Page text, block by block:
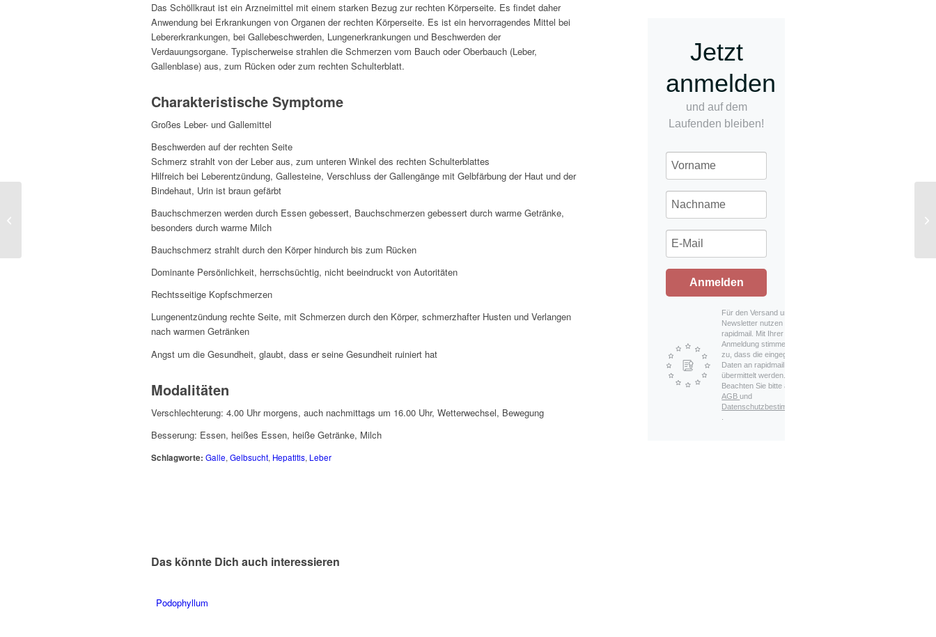
Das Schöllkraut ist ein Arzneimittel mit einem starken Bezug zur rechten Körperseite. Es findet daher
Anwendung bei Erkrankungen von Organen der rechten Körperseite. Es ist ein hervorragendes Mittel bei
Lebererkrankungen, bei Gallebeschwerden, Lungenerkrankungen und Beschwerden der
Verdauungsorgane. Typischerweise strahlen die Schmerzen vom Bauch oder Oberbauch (Leber,
Gallenblase) aus, zum Rücken oder zum rechten Schulterblatt.
Charakteristische Symptome
Großes Leber- und Gallemittel
Beschwerden auf der rechten Seite
Schmerz strahlt von der Leber aus, zum unteren Winkel des rechten Schulterblattes
Hilfreich bei Leberentzündung, Gallesteine, Verschluss der Gallengänge mit Gelbfärbung der Haut und der
Bindehaut, Urin ist braun gefärbt
Bauchschmerzen werden durch Essen gebessert, Bauchschmerzen gebessert durch warme Getränke,
besonders durch warme Milch
Bauchschmerz strahlt durch den Körper hindurch bis zum Rücken
Dominante Persönlichkeit, herrschsüchtig, nicht beeindruckt von Autoritäten
Rechtsseitige Kopfschmerzen
Lungenentzündung rechte Seite, mit Schmerzen durch den Körper, schmerzhafter Husten und Verlangen
nach warmen Getränken
Angst um die Gesundheit, glaubt, dass er seine Gesundheit ruiniert hat
Modalitäten
Verschlechterung: 4.00 Uhr morgens, auch nachmittags um 16.00 Uhr, Wetterwechsel, Bewegung
Besserung: Essen, heißes Essen, heiße Getränke, Milch
Schlagworte: Galle, Gelbsucht, Hepatitis, Leber
Das könnte Dich auch interessieren
Podophyllum
Jetzt
anmelden
und auf dem
Laufenden bleiben!
Anmelden
Für den Versand unserer
Newsletter nutzen wir
rapidmail. Mit Ihrer
Anmeldung stimmen Sie
zu, dass die eingegebenen
Daten an rapidmail
übermittelt werden.
Beachten Sie bitte auch die
AGBund
Datenschutzbestimmungen